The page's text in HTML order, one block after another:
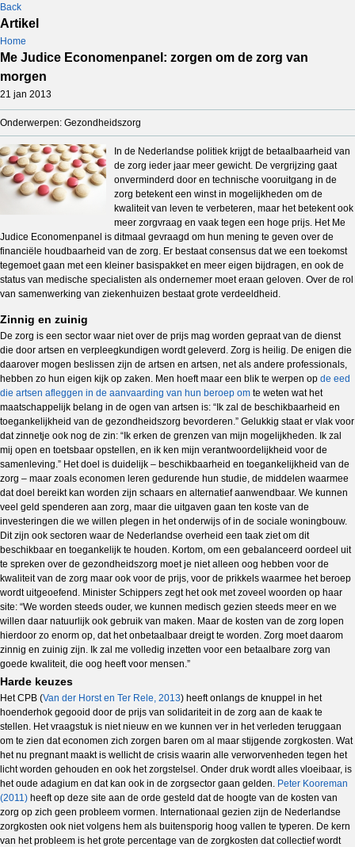
Back
Artikel
Home
Me Judice Economenpanel: zorgen om de zorg van
morgen
21 jan 2013
Onderwerpen: Gezondheidszorg
In de Nederlandse politiek krijgt de betaalbaarheid van
de zorg ieder jaar meer gewicht. De vergrijzing gaat
onverminderd door en technische vooruitgang in de
zorg betekent een winst in mogelijkheden om de
kwaliteit van leven te verbeteren, maar het betekent ook
meer zorgvraag en vaak tegen een hoge prijs. Het Me
Judice Economenpanel is ditmaal gevraagd om hun mening te geven over de
financiële houdbaarheid van de zorg. Er bestaat consensus dat we een toekomst
tegemoet gaan met een kleiner basispakket en meer eigen bijdragen, en ook de
status van medische specialisten als ondernemer moet eraan geloven. Over de rol
van samenwerking van ziekenhuizen bestaat grote verdeeldheid.
Zinnig en zuinig
De zorg is een sector waar niet over de prijs mag worden gepraat van de dienst
die door artsen en verpleegkundigen wordt geleverd. Zorg is heilig. De enigen die
daarover mogen beslissen zijn de artsen en artsen, net als andere professionals,
hebben zo hun eigen kijk op zaken. Men hoeft maar een blik te werpen op de eed
die artsen afleggen in de aanvaarding van hun beroep om te weten wat het
maatschappelijk belang in de ogen van artsen is: “Ik zal de beschikbaarheid en
toegankelijkheid van de gezondheidszorg bevorderen.” Gelukkig staat er vlak voor
dat zinnetje ook nog de zin: “Ik erken de grenzen van mijn mogelijkheden. Ik zal
mij open en toetsbaar opstellen, en ik ken mijn verantwoordelijkheid voor de
samenleving.” Het doel is duidelijk – beschikbaarheid en toegankelijkheid van de
zorg – maar zoals economen leren gedurende hun studie, de middelen waarmee
dat doel bereikt kan worden zijn schaars en alternatief aanwendbaar. We kunnen
veel geld spenderen aan zorg, maar die uitgaven gaan ten koste van de
investeringen die we willen plegen in het onderwijs of in de sociale woningbouw.
Dit zijn ook sectoren waar de Nederlandse overheid een taak ziet om dit
beschikbaar en toegankelijk te houden. Kortom, om een gebalanceerd oordeel uit
te spreken over de gezondheidszorg moet je niet alleen oog hebben voor de
kwaliteit van de zorg maar ook voor de prijs, voor de prikkels waarmee het beroep
wordt uitgeoefend. Minister Schippers zegt het ook met zoveel woorden op haar
site: “We worden steeds ouder, we kunnen medisch gezien steeds meer en we
willen daar natuurlijk ook gebruik van maken. Maar de kosten van de zorg lopen
hierdoor zo enorm op, dat het onbetaalbaar dreigt te worden. Zorg moet daarom
zinnig en zuinig zijn. Ik zal me volledig inzetten voor een betaalbare zorg van
goede kwaliteit, die oog heeft voor mensen.”
Harde keuzes
Het CPB (Van der Horst en Ter Rele, 2013) heeft onlangs de knuppel in het
hoenderhok gegooid door de prijs van solidariteit in de zorg aan de kaak te
stellen. Het vraagstuk is niet nieuw en we kunnen ver in het verleden teruggaan
om te zien dat economen zich zorgen baren om al maar stijgende zorgkosten. Wat
het nu pregnant maakt is wellicht de crisis waarin alle verworvenheden tegen het
licht worden gehouden en ook het zorgstelsel. Onder druk wordt alles vloeibaar, is
het oude adagium en dat kan ook in de zorgsector gaan gelden. Peter Kooreman
(2011) heeft op deze site aan de orde gesteld dat de hoogte van de kosten van
zorg op zich geen probleem vormen. Internationaal gezien zijn de Nederlandse
zorgkosten ook niet volgens hem als buitensporig hoog vallen te typeren. De kern
van het probleem is het grote percentage van de zorgkosten dat collectief wordt